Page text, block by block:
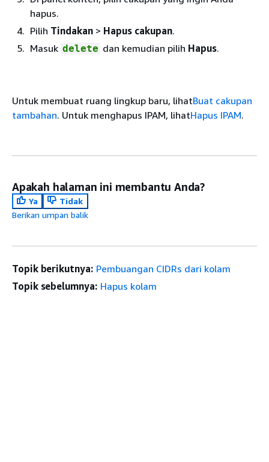
hapus.
Pilih Tindakan > Hapus cakupan.
Masuk delete dan kemudian pilih Hapus.
Untuk membuat ruang lingkup baru, lihatBuat cakupan
tambahan. Untuk menghapus IPAM, lihatHapus IPAM.
Apakah halaman ini membantu Anda?
Ya
Tidak
Berikan umpan balik
Topik berikutnya: Pembuangan CIDRs dari kolam
Topik sebelumnya: Hapus kolam